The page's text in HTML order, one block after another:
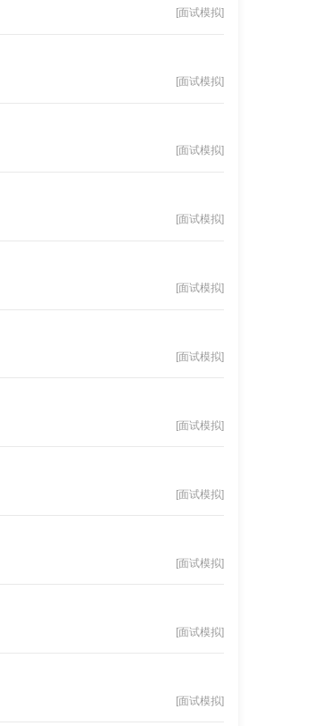
[面试模拟]
[面试模拟]
[面试模拟]
[面试模拟]
[面试模拟]
[面试模拟]
[面试模拟]
[面试模拟]
[面试模拟]
[面试模拟]
[面试模拟]